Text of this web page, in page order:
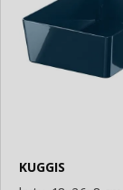
KUGGIS